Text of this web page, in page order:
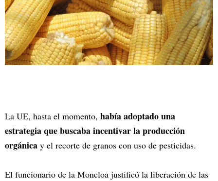
La UE, hasta el momento, había adoptado una
estrategia que buscaba incentivar la producción
orgánica y el recorte de granos con uso de pesticidas.
El funcionario de la Moncloa justificó la liberación de las